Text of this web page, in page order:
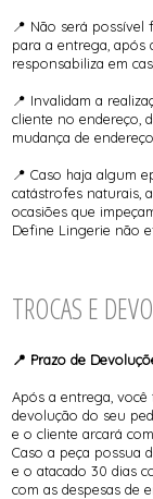
📍 Não será
para a entrega, após
responsabiliza em
📍 Invalidam a
cliente no endereço,
mudança de endereço.
📍 Caso haja algum
catástrofes naturais,
ocasiões que
Define Lingerie não
TROCAS E
📍 Prazo de
Após a entrega,
devolução do seu
e o cliente arcará
Caso a peça possua
e o atacado 30 dias
com as despesas de